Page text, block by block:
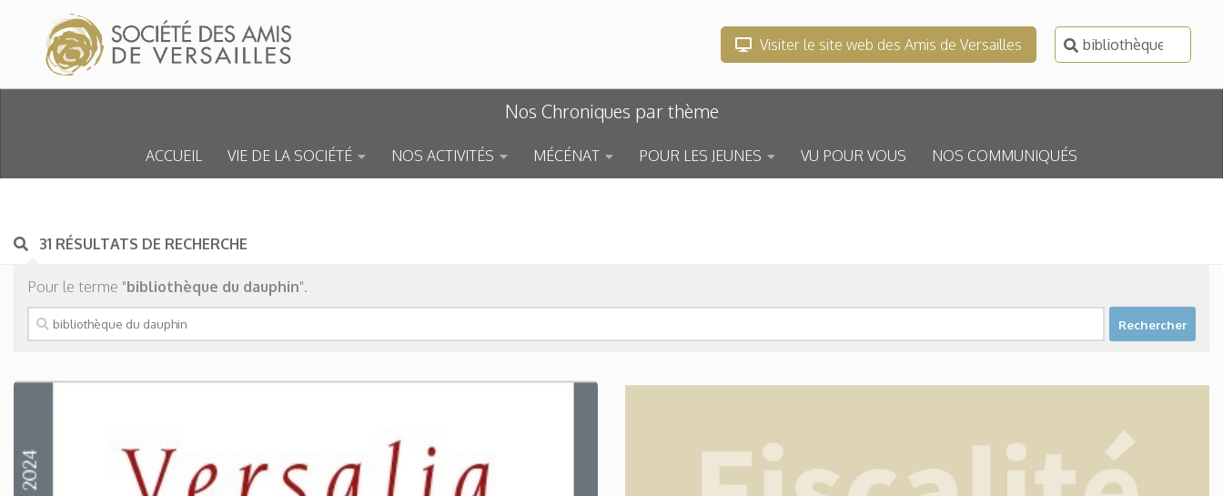
Skip to content
Visiter le site web des Amis de Versailles
Rechercher :
Nos Chroniques par thème
ACCUEIL VIE DE LA SOCIÉTÉ NOS ACTIVITÉS MÉCÉNAT POUR LES JEUNES VU POUR VOUS NOS COMMUNIQUÉS
31 RÉSULTATS DE RECHERCHE
Pour le terme "bibliothèque du dauphin".
Rechercher :